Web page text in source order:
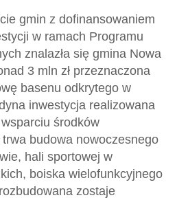
gmin z dofinansowaniem
w ramach Programu
znalazła się gmina Nowa
3 mln zł przeznaczona
basenu odkrytego w
inwestycja realizowana
środków
budowa nowoczesnego
hali sportowej w
boiska wielofunkcyjnego
zostaje